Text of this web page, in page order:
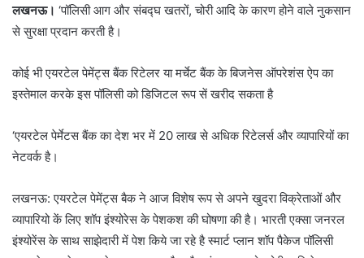
लखनऊ। ‘पॉलिसी आग और संबद्घ खतरों, चोरी आदि के कारण होने वाले नुकसान
से सुरक्षा प्रदान करती है।
कोई भी एयरटेल पेमेंट्स बैंक रिटेलर या मर्चेट बैंक के बिजनेस ऑपरेशंस ऐप का
इस्तेमाल करके इस पॉलिसी को डिजिटल रूप सें खरीद सकता है
‘एयरटेल पेर्मेटस बैंक का देश भर में 20 लाख से अधिक रिटेलर्स और व्यापारियों का
नेटवर्क है।
लखनऊ: एयरटेल पेमेंट्स बैक ने आज विशेष रूप से अपने खुदरा विक्रेताओं और
व्यापारियो कें लिए शॉप इंश्योरेस के पेशकश की घोषणा की है। भारती एक्सा जनरल
इंश्योरेंस के साथ साझेदारी में पेश किये जा रहे है स्मार्ट प्लान शॉप पैकेज पॉलिसी